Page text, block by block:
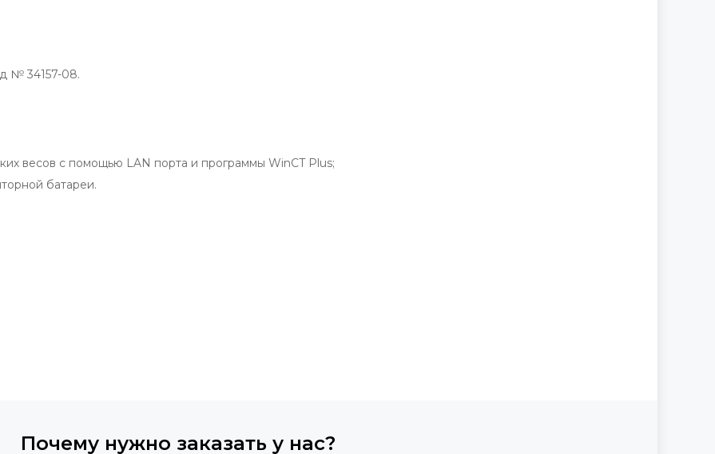
№ 34157-08.
весов с помощью LAN порта и программы WinCT Plus;
батареи.
Почему нужно заказать у нас?